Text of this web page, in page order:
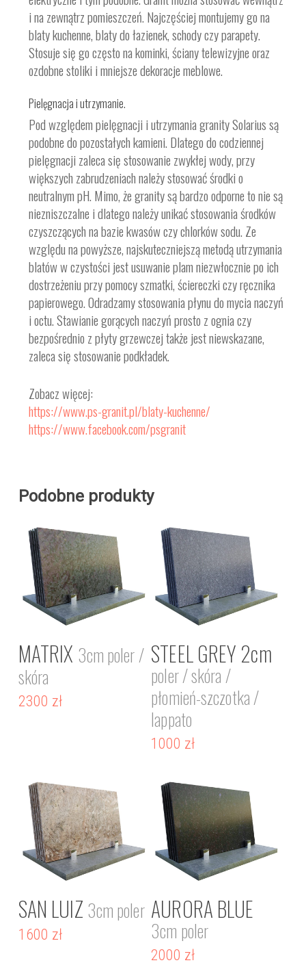
i na zewnątrz pomieszczeń. Najczęściej montujemy go na
blaty kuchenne, blaty do łazienek, schody czy parapety.
Stosuje się go często na kominki, ściany telewizyjne oraz
ozdobne stoliki i mniejsze dekoracje meblowe.
Pielęgnacja i utrzymanie.
Pod względem pielęgnacji i utrzymania granity Solarius są
podobne do pozostałych kamieni. Dlatego do codziennej
pielęgnacji zaleca się stosowanie zwykłej wody, przy
większych zabrudzeniach należy stosować środki o
neutralnym pH. Mimo, że granity są bardzo odporne to nie są
niezniszczalne i dlatego należy unikać stosowania środków
czyszczących na bazie kwasów czy chlorków sodu. Ze
względu na powyższe, najskuteczniejszą metodą utrzymania
blatów w czystości jest usuwanie plam niezwłocznie po ich
dostrzeżeniu przy pomocy szmatki, ściereczki czy ręcznika
papierowego. Odradzamy stosowania płynu do mycia naczyń
i octu. Stawianie gorących naczyń prosto z ognia czy
bezpośrednio z płyty grzewczej także jest niewskazane,
zaleca się stosowanie podkładek.
Zobacz więcej:
https://www.ps-granit.pl/blaty-kuchenne/
https://www.facebook.com/psgranit
Podobne produkty
MATRIX 3cm poler /
skóra
2300 zł
STEEL GREY 2cm
poler / skóra /
płomień-szczotka /
lappato
1000 zł
SAN LUIZ 3cm poler
1600 zł
AURORA BLUE
3cm poler
2000 zł